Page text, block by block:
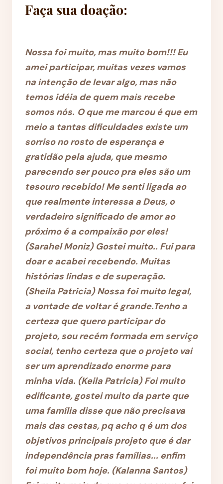
Faça sua doação:
Nossa foi muito, mas muito bom!!! Eu
amei participar, muitas vezes vamos
na intenção de levar algo, mas não
temos idéia de quem mais recebe
somos nós. O que me marcou é que em
meio a tantas dificuldades existe um
sorriso no rosto de esperança e
gratidão pela ajuda, que mesmo
parecendo ser pouco pra eles são um
tesouro recebido! Me senti ligada ao
que realmente interessa a Deus, o
verdadeiro significado de amor ao
próximo é a compaixão por eles!
(Sarahel Moniz) Gostei muito.. Fui para
doar e acabei recebendo. Muitas
histórias lindas e de superação.
(Sheila Patricia) Nossa foi muito legal,
a vontade de voltar é grande.Tenho a
certeza que quero participar do
projeto, sou recém formada em serviço
social, tenho certeza que o projeto vai
ser um aprendizado enorme para
minha vida. (Keila Patricia) Foi muito
edificante, gostei muito da parte que
uma família disse que não precisava
mais das cestas, pq acho q é um dos
objetivos principais projeto que é dar
independência pras famílias... enfim
foi muito bom hoje. (Kalanna Santos)